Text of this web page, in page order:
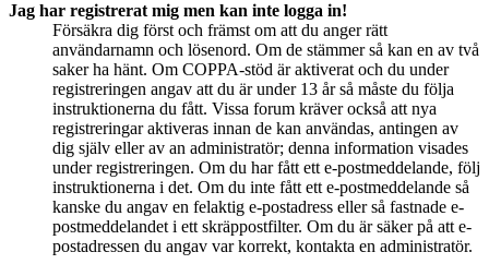
Jag har registrerat mig men kan inte logga in!
Försäkra dig först och främst om att du anger rätt
användarnamn och lösenord. Om de stämmer så kan en av två
saker ha hänt. Om COPPA-stöd är aktiverat och du under
registreringen angav att du är under 13 år så måste du följa
instruktionerna du fått. Vissa forum kräver också att nya
registreringar aktiveras innan de kan användas, antingen av
dig själv eller av an administratör; denna information visades
under registreringen. Om du har fått ett e-postmeddelande, följ
instruktionerna i det. Om du inte fått ett e-postmeddelande så
kanske du angav en felaktig e-postadress eller så fastnade e-
postmeddelandet i ett skräppostfilter. Om du är säker på att e-
postadressen du angav var korrekt, kontakta en administratör.